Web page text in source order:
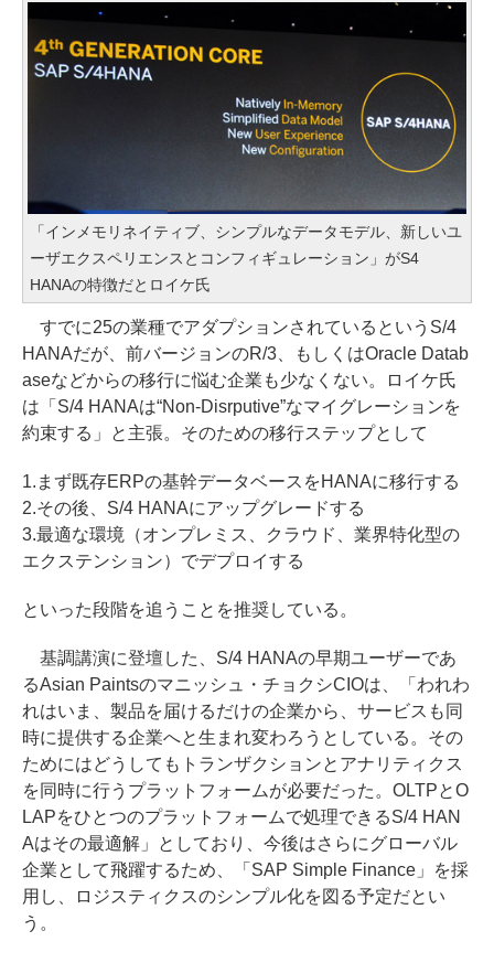
「インメモリネイティブ、シンプルなデータモデル、新しいユ
ーザエクスペリエンスとコンフィギュレーション」がS4
HANAの特徴だとロイケ氏
すでに25の業種でアダプションされているというS/4
HANAだが、前バージョンのR/3、もしくはOracle Datab
aseなどからの移行に悩む企業も少なくない。ロイケ氏
は「S/4 HANAは“Non-Disrputive”なマイグレーションを
約束する」と主張。そのための移行ステップとして
1.まず既存ERPの基幹データベースをHANAに移行する
2.その後、S/4 HANAにアップグレードする
3.最適な環境（オンプレミス、クラウド、業界特化型の
エクステンション）でデプロイする
といった段階を追うことを推奨している。
基調講演に登壇した、S/4 HANAの早期ユーザーであ
るAsian Paintsのマニッシュ・チョクシCIOは、「われわ
れはいま、製品を届けるだけの企業から、サービスも同
時に提供する企業へと生まれ変わろうとしている。その
ためにはどうしてもトランザクションとアナリティクス
を同時に行うプラットフォームが必要だった。OLTPとO
LAPをひとつのプラットフォームで処理できるS/4 HAN
Aはその最適解」としており、今後はさらにグローバル
企業として飛躍するため、「SAP Simple Finance」を採
用し、ロジスティクスのシンプル化を図る予定だとい
う。